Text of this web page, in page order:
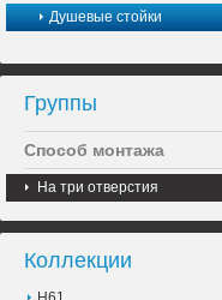
Душевые стойки
Группы
Способ монтажа
На три отверстия
Коллекции